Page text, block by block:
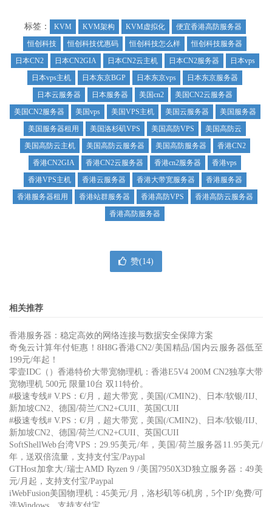
标签： KVM KVM架构 KVM虚拟化
便宜香港高防服务器
恒创科技
恒创科技优惠码 恒创科技怎么样
恒创科技服务器
日本CN2
日本CN2GIA 日本CN2云主机 日本CN2服务器
日本vps
日本vps主机
日本东京BGP 日本东京vps
日本东京服务器
日本云服务器
日本服务器 美国cn2
美国CN2云服务器
美国CN2服务器
美国vps 美国VPS主机 美国云服务器
美国服务器
美国服务器租用
美国洛杉矶VPS 美国高防VPS
美国高防云
美国高防云主机
美国高防云服务器 美国高防服务器
香港CN2
香港CN2GIA
香港CN2云服务器 香港cn2服务器
香港vps
香港VPS主机
香港云服务器 香港大带宽服务器
香港服务器
香港服务器租用
香港站群服务器 香港高防VPS
香港高防云服务器
香港高防服务器
赞(14)
相关推荐
香港服务器：稳定高效的网络连接与数据安全保障方案
奇兔云计算年付钜惠！8H8G香港CN2/美国精品/国内云服务器低至
199元/年起！
零壹IDC（）香港特价大带宽物理机：香港E5V4 200M CN2独享大带
宽物理机 500元 限量10台 双11特价。
#极速专线# V.PS：€/月，超大带宽，美国(/CMIN2)、日本/软银/IIJ、
新加坡CN2、德国/荷兰/CN2+CUII、英国CUII
#极速专线# V.PS：€/月，超大带宽，美国(/CMIN2)、日本/软银/IIJ、
新加坡CN2、德国/荷兰/CN2+CUII、英国CUII
SoftShellWeb台湾VPS：29.95美元/年，美国/荷兰服务器11.95美元/
年，送双倍流量，支持支付宝/Paypal
GTHost加拿大/瑞士AMD Ryzen 9 /美国7950X3D独立服务器：49美
元/月起，支持支付宝/Paypal
iWebFusion美国物理机：45美元/月，洛杉矶等6机房，5个IP/免费/可